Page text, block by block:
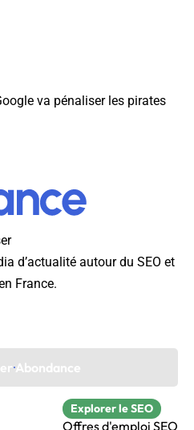
va pénaliser les pirates
d’actualité autour du SEO et
France.
Abondance
Explorer le SEO
Offres d'emploi SEO